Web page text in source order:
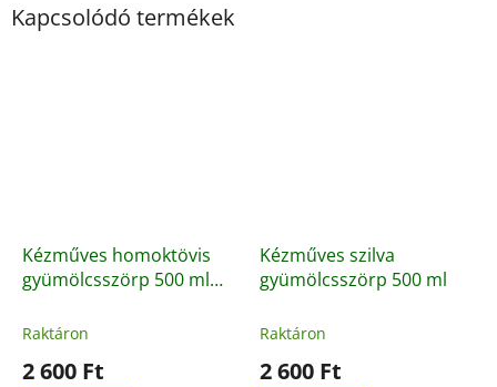
Kapcsolódó termékek
Kézműves homoktövis
gyümölcsszörp 500 ml
immunerősítő szörp
Raktáron
2 600 Ft
Kézműves szilva
gyümölcsszörp 500 ml
Raktáron
2 600 Ft